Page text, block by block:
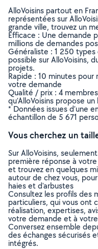
AlloVoisins partout en
représentées sur
grande ville, trouvez un
Efficace : Une demande
millions de demandes
Généraliste : 1 250
possible sur AlloVoisins,
projets.
Rapide : 10 minutes
votre demande
Qualité / prix : 4
qu’AlloVoisins propose
* Données issues d’une
échantillon de 5 671
Vous cherchez un
Sur AlloVoisins,
première réponse à
et trouvez en quelques
autour de chez vous,
haies et d'arbustes
Consultez les profils des
particuliers, qui vous ont
réalisation, expertises,
votre demande et à
Conversez ensemble
des échanges sécurisés
intégrés.